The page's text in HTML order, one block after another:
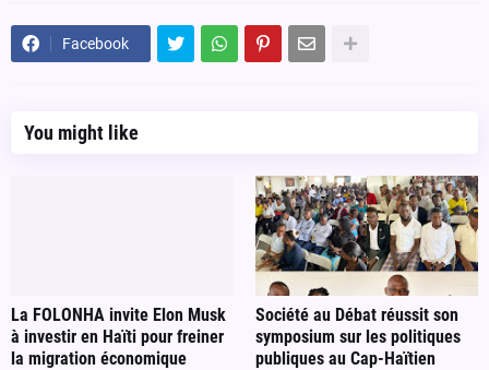
Facebook
You might like
La FOLONHA invite Elon Musk
à investir en Haïti pour freiner
la migration économique
Société au Débat réussit son
symposium sur les politiques
publiques au Cap-Haïtien